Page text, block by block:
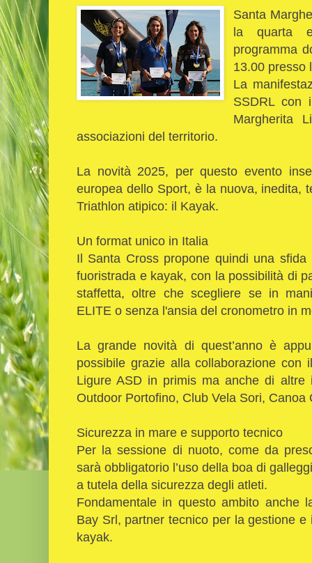
Santa
la quarta
programma
13.00 presso
La
SSDRL con
Margherita
associazioni del territorio.
La novità 2025, per questo evento
europea dello Sport, è la nuova, inedita,
Triathlon atipico: il Kayak.
Un format unico in Italia
Il Santa Cross propone quindi una
fuoristrada e kayak, con la possibilità di
staffetta, oltre che scegliere se in
ELITE o senza l'ansia del cronometro in
La grande novità di quest’anno è
possibile grazie alla collaborazione con
Ligure ASD in primis ma anche di altre
Outdoor Portofino, Club Vela Sori, Canoa
Sicurezza in mare e supporto tecnico
Per la sessione di nuoto, come da
sarà obbligatorio l’uso della boa di
a tutela della sicurezza degli atleti.
Fondamentale in questo ambito anche
Bay Srl, partner tecnico per la gestione
kayak.